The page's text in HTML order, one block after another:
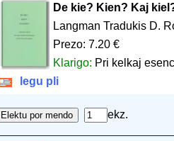
De kie? Kien? Kaj
Langman Tradukis D.
Prezo: 7.20 €
Klarigo: Pri kelkaj
legu pli
ekz.